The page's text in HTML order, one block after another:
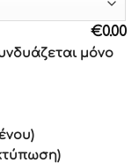
€0.00
μόνο